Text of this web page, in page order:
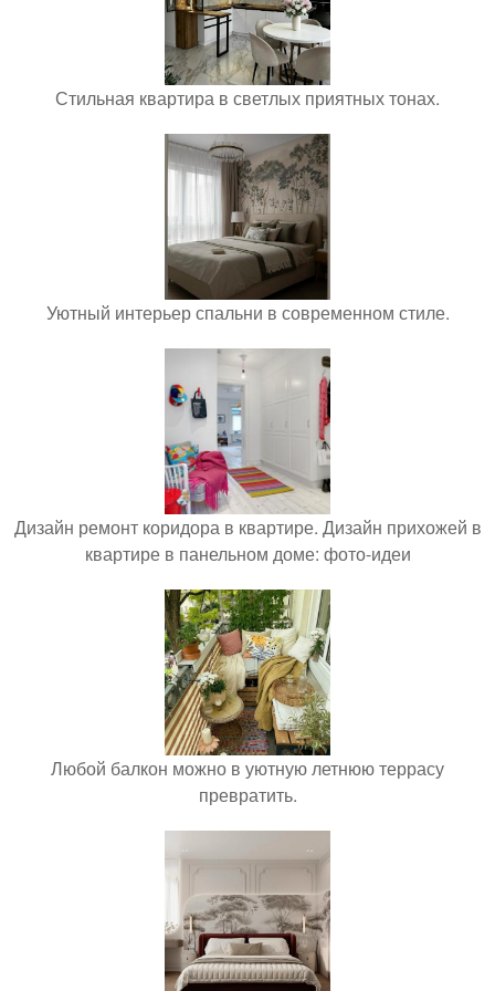
Стильная квартира в светлых приятных тонах.
Уютный интерьер спальни в современном стиле.
Дизайн ремонт коридора в квартире. Дизайн прихожей в
квартире в панельном доме: фото-идеи
Любой балкон можно в уютную летнюю террасу
превратить.